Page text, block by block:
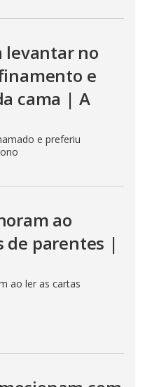
levantar no
e
cama | A
e preferiu
ao
de parentes |
ao ler as cartas